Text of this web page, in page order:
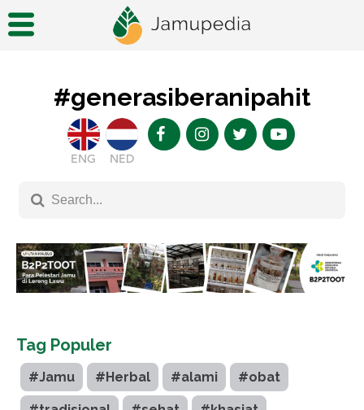
#generasiberanipahit
ENG NED
Tag Populer
#Jamu #Herbal #alami #obat